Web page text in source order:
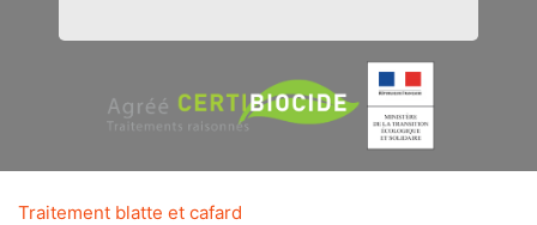
Traitement blatte et cafard